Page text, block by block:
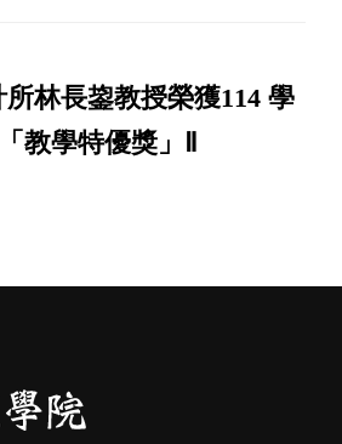
林長鋆教授榮獲114 學
教學特優獎」Ⅱ